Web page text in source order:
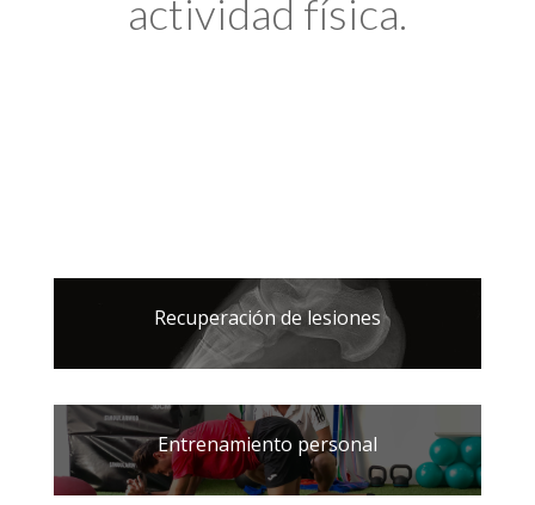
actividad física.
Recuperación de lesiones
Entrenamiento personal